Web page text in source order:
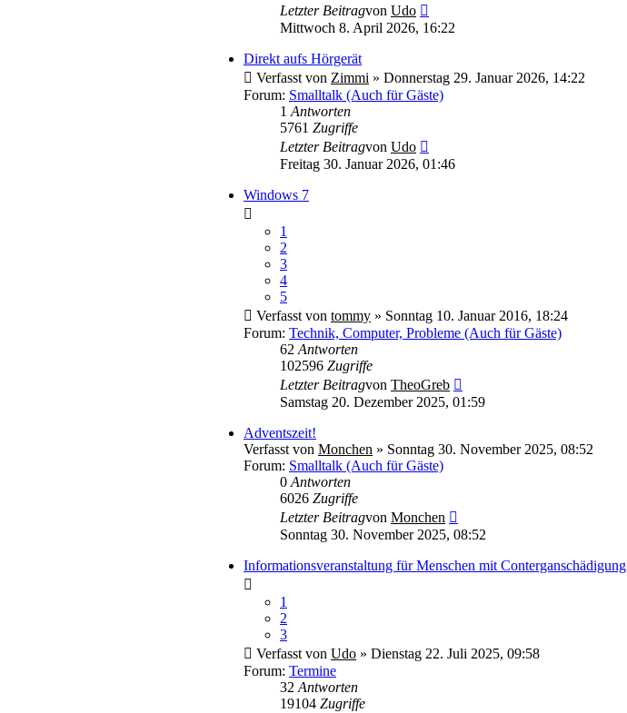
Letzter Beitragvon Udo
Beitrag
Mittwoch 8. April 2026, 16:22
Direkt aufs Hörgerät
Verfasst von Zimmi » Donnerstag 29. Januar 2026, 14:22
Forum: Smalltalk (Auch für Gäste)
1 Antworten
5761 Zugriffe
Letzter Beitragvon Udo
Beitrag
Freitag 30. Januar 2026, 01:46
Windows 7
1
2
3
4
5
Verfasst von tommy » Sonntag 10. Januar 2016, 18:24
Forum: Technik, Computer, Probleme (Auch für Gäste)
62 Antworten
102596 Zugriffe
Letzter Beitragvon TheoGreb
Beitrag
Samstag 20. Dezember 2025, 01:59
Adventszeit!
Verfasst von Monchen » Sonntag 30. November 2025, 08:52
Forum: Smalltalk (Auch für Gäste)
0 Antworten
6026 Zugriffe
Letzter Beitragvon Monchen
Beitrag
Sonntag 30. November 2025, 08:52
Informationsveranstaltung für Menschen mit Conterganschädigung
1
2
3
Verfasst von Udo » Dienstag 22. Juli 2025, 09:58
Forum: Termine
32 Antworten
19104 Zugriffe